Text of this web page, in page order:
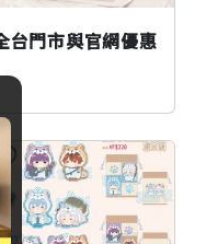
台門市與官網優惠